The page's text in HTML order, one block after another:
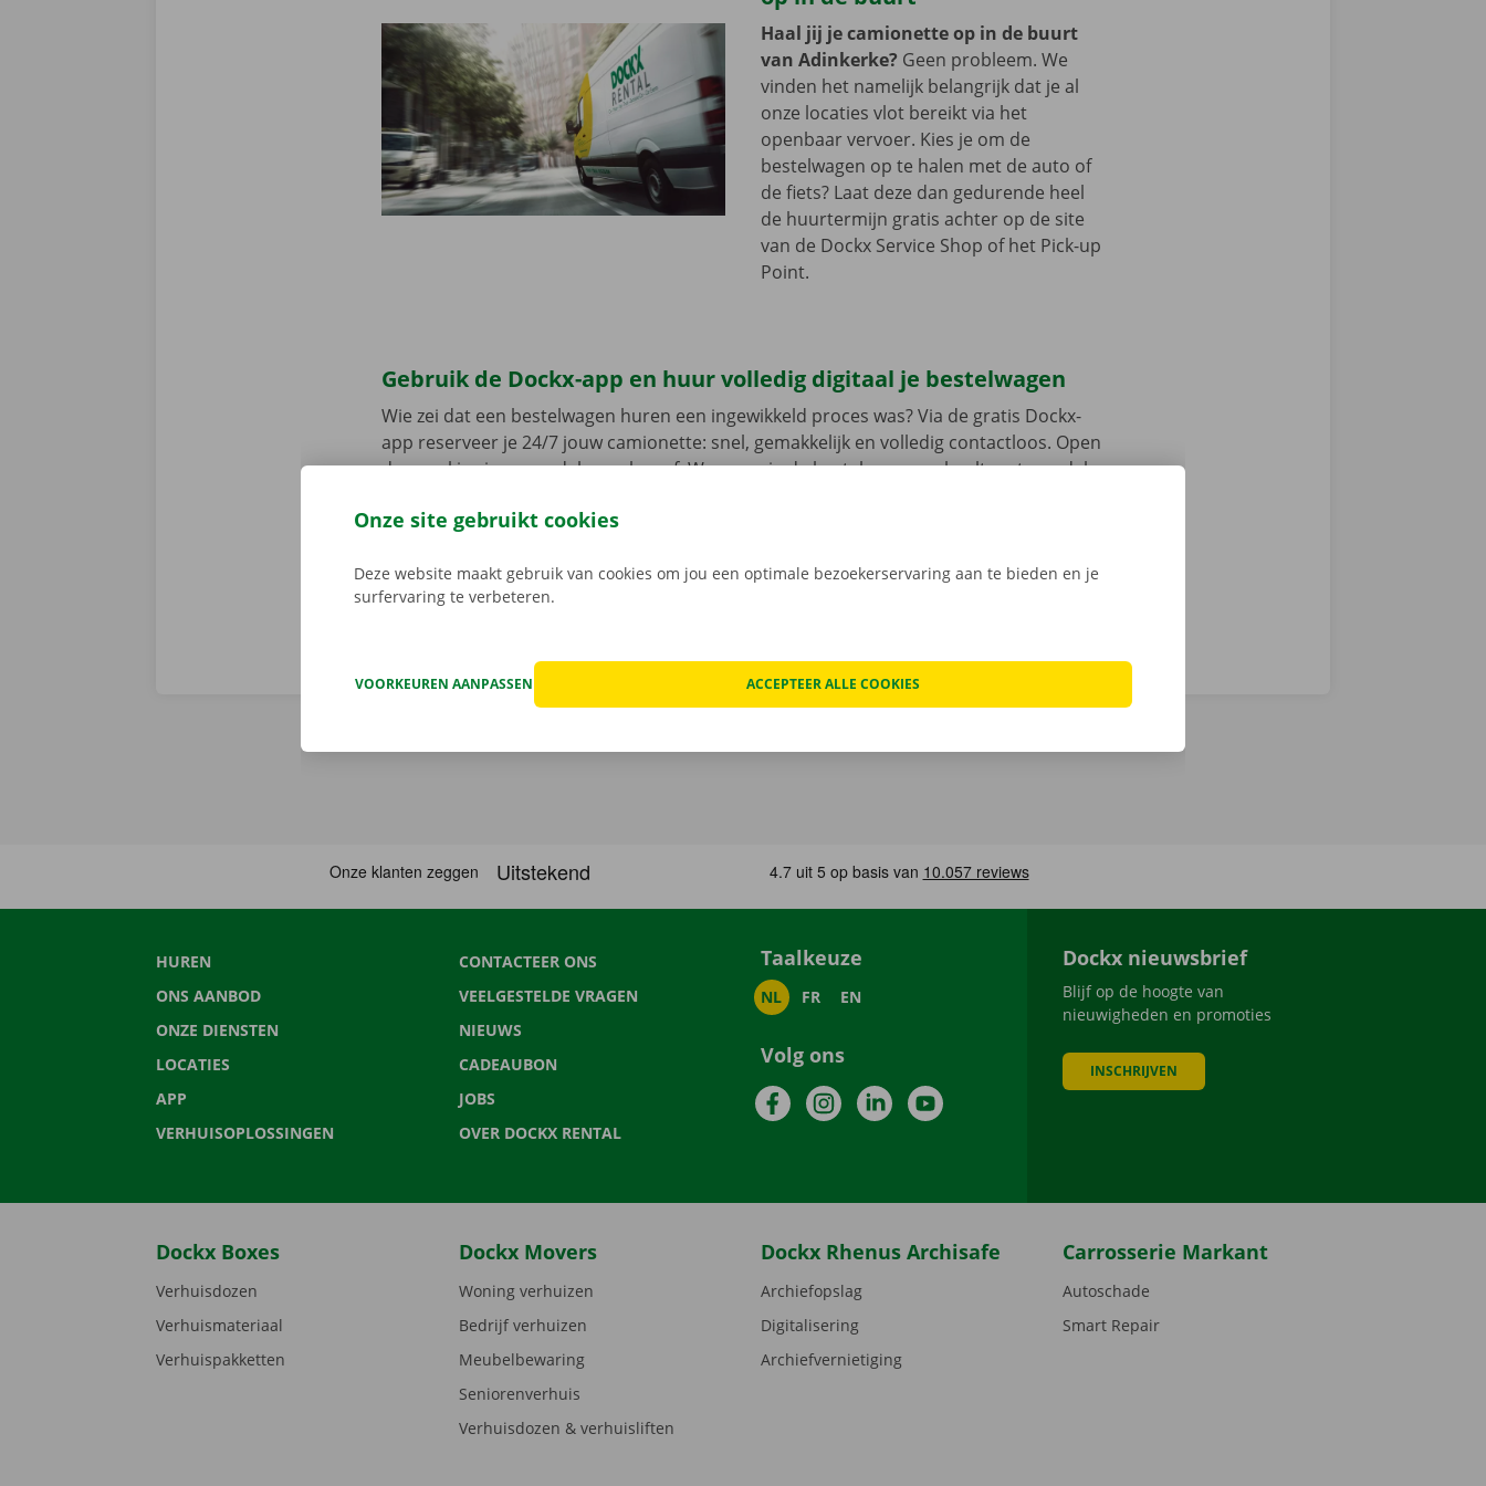
Haal jij je camionette op in de buurt
van Adinkerke? Geen probleem. We
vinden het namelijk belangrijk dat je al
onze locaties vlot bereikt via het
openbaar vervoer. Kies je om de
bestelwagen op te halen met de auto of
de fiets? Laat deze dan gedurende heel
de huurtermijn gratis achter op de site
van de Dockx Service Shop of het Pick-up
Point.
Gebruik de Dockx-app en huur volledig digitaal je bestelwagen
Wie zei dat een bestelwagen huren een ingewikkeld proces was? Via de gratis Dockx-
app reserveer je 24/7 jouw camionette: snel, gemakkelijk en volledig contactloos. Open
de app, kies jouw model en reken af. Wanneer je de bestelwagen ophaalt, ontgrendel
aanbod.
HUREN
ONS AANBOD
ONZE DIENSTEN
LOCATIES
APP
VERHUISOPLOSSINGEN
CONTACTEER ONS
VEELGESTELDE VRAGEN
NIEUWS
CADEAUBON
JOBS
OVER DOCKX RENTAL
Taalkeuze
NL FR EN
Volg ons
FacebookInstagramLinkedInYouTube
Dockx nieuwsbrief
Blijf op de hoogte van
nieuwigheden en promoties
INSCHRIJVEN
Dockx Boxes
Verhuisdozen
Verhuismateriaal
Verhuispakketten
Dockx Movers
Woning verhuizen
Bedrijf verhuizen
Meubelbewaring
Seniorenverhuis
Verhuisdozen & verhuisliften
Dockx Rhenus Archisafe
Archiefopslag
Digitalisering
Archiefvernietiging
Carrosserie Markant
Autoschade
Smart Repair
Onze site gebruikt cookies
Deze website maakt gebruik van cookies om jou een optimale bezoekerservaring aan te bieden en je
surfervaring te verbeteren.
VOORKEUREN AANPASSEN ACCEPTEER ALLE COOKIES